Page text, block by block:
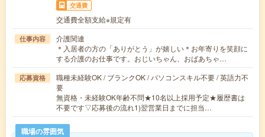
交通費
交通費全額支給※規定有
仕事内容
介護関連
＊入居者の方の「ありがとう」が嬉しい＊お年寄りを笑顔に
する介護のお仕事です。おじいちゃん、おばあちゃ…
応募資格
職種未経験OK / ブランクOK / パソコンスキル不要 / 英語力不
要
無資格・未経験OK年齢不問★10名以上採用予定★履歴書は
不要です▽応募後の流れ1)翌営業日までに担当…
職場の雰囲気